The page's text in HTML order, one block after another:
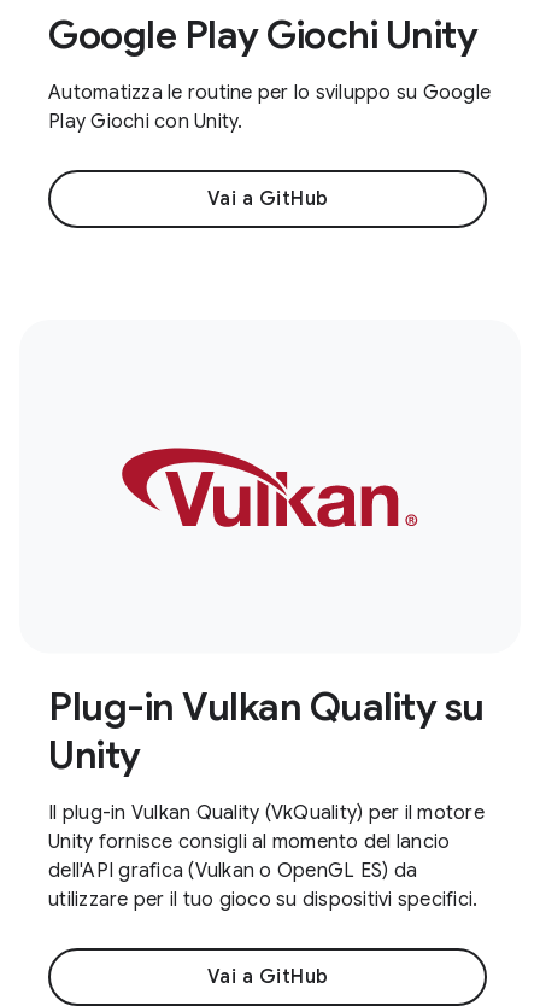
Google Play Giochi Unity
Automatizza le routine per lo sviluppo su Google
Play Giochi con Unity.
Vai a GitHub
Plug-in Vulkan Quality su
Unity
Il plug-in Vulkan Quality (VkQuality) per il motore
Unity fornisce consigli al momento del lancio
dell'API grafica (Vulkan o OpenGL ES) da
utilizzare per il tuo gioco su dispositivi specifici.
Vai a GitHub